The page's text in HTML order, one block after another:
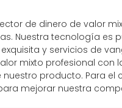
de dinero de valor
Nuestra tecnología
y servicios de
mixto profesional
producto. Para el
mejorar nuestra